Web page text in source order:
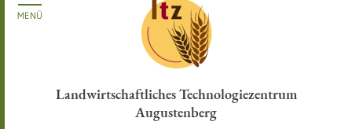
Landwirtschaftliches Technologiezentrum
Augustenberg
MENÜ